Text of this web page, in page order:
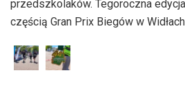
przedszkolaków. Tegoroczna
częścią Gran Prix Biegów w